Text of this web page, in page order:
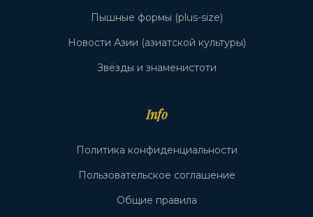
Пышные формы (plus-size)
Новости Азии (азиатской культуры)
Звёзды и знаменистоти
Info
Политика конфиденциальности
Пользовательское соглашение
Общие правила